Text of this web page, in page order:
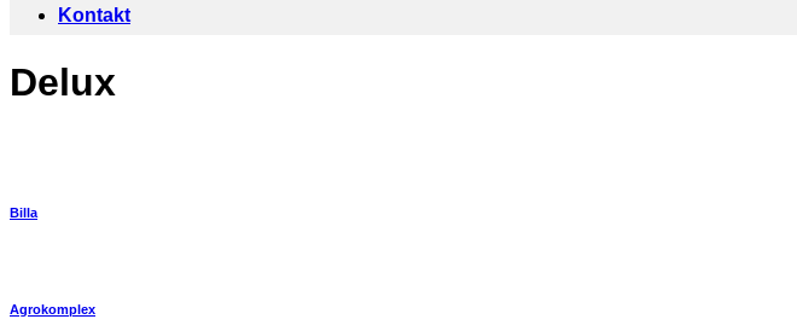
Kontakt
Delux
Billa
Agrokomplex